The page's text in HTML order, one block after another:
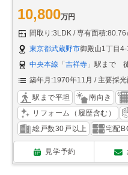
10,800万円
間取り:3LDK
専有面積:80.76
東京都武蔵野市御殿山1丁目4-
中央本線 「 吉祥寺 」駅まで
築年月:1970年11月
主要採
駅まで平坦 南向き
リフォーム（履歴含む）
総戸数30戸以上
宅配
見学予約